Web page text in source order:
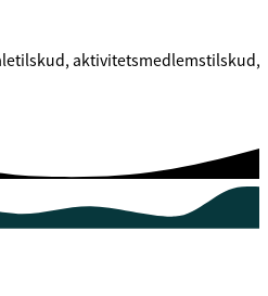
aktivitetsmedlemstilskud,